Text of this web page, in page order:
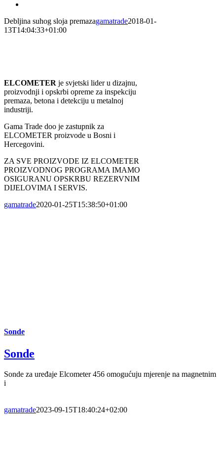
Debljina suhog sloja premazagamatrade2018-01-
13T14:04:33+01:00
ELCOMETER je svjetski lider u dizajnu,
proizvodnji i opskrbi opreme za inspekciju
premaza, betona i detekciju u metalnoj
industriji.
Gama Trade doo je zastupnik za
ELCOMETER proizvode u Bosni i
Hercegovini.
ZA SVE PROIZVODE IZ ELCOMETER
PROIZVODNOG PROGRAMA IMAMO
OSIGURANU OPSKRBU REZERVNIM
DIJELOVIMA I SERVIS.
gamatrade2020-01-25T15:38:50+01:00
Sonde
Sonde
Sonde za uređaje Elcometer 456 omogućuju mjerenje na magnetnim
i
gamatrade2023-09-15T18:40:24+02:00